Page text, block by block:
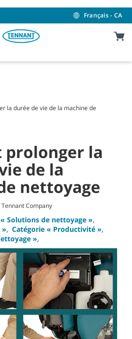
Français - CA
la durée de vie de la machine de
prolonger la
de la
nettoyage
Company
Solutions de nettoyage »,
», Catégorie « Productivité »,
»,